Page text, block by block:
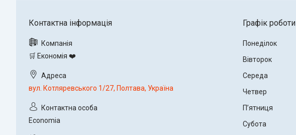
🛒 Економія ❤️
вул. Котляревського 1/27, Полтава, Україна
Economia
Графік роботи
Понеділок
Вівторок
Середа
Четвер
Пʼятниця
Субота